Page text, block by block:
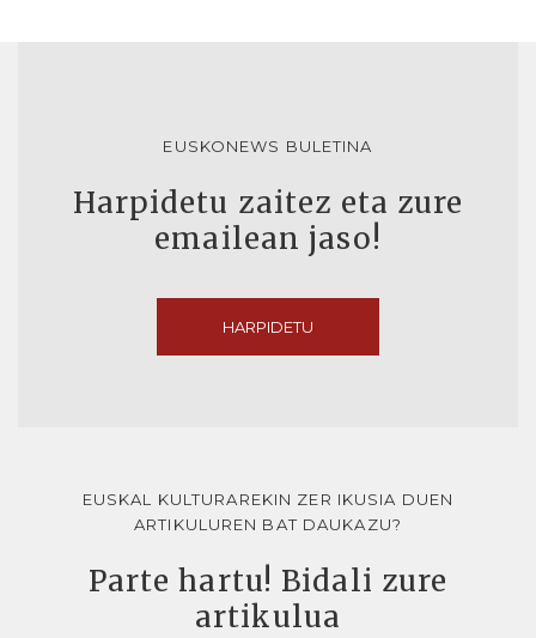
EUSKONEWS BULETINA
Harpidetu zaitez eta zure
emailean jaso!
HARPIDETU
EUSKAL KULTURAREKIN ZER IKUSIA DUEN
ARTIKULUREN BAT DAUKAZU?
Parte hartu! Bidali zure
artikulua